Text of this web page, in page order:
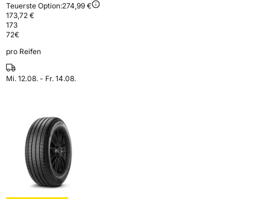
Teuerste Option:274,99 €
173,72 €
173
72€
pro Reifen
Mi. 12.08. - Fr. 14.08.